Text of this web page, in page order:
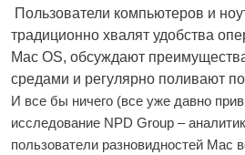
Пользователи компьютеров и
традиционно хвалят удобства
Mac OS, обсуждают
средами и регулярно поливают
И все бы ничего (все уже давно
исследование NPD Group –
пользователи разновидностей Mac